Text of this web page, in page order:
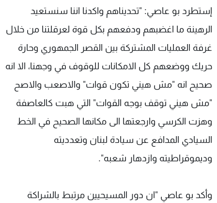
إستطرد بو عاصي: "تحديناهم واكدنا اننا سنستعيد
الرهينة ما اغضبهم ودفعهم بكل قوة لعرقلتنا من خلال
غرفة العمليات المشتركة بين القصر الجمهوري وحارة
حريك ووضعهم كل الامكانات للوقوف في وجهنا، الا انه
صحيح انه "مش هيني تكون قوات" والاصعب والاصح
"مش هيني توقف بوجه القوات" التي هبت كالعاصفة
وهزت الكرسي وارجعتها الى مكانها الصحيح في الخط
السيادي المدافع عن سيادة لبنان وتعدديته
وديموقراطيته وازدهار شعبه".
وأكد بو عاصي "ان دور المسيحيين مرتبط بالشراكة